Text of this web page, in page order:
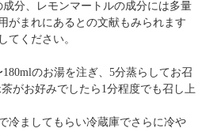
分、レモンマートルの成分には多量
がまれにあるとの文献もみられます
てください。
180mlのお湯を注ぎ、5分蒸らしてお召
がお好みでしたら1分程度でも召し上
冷ましてもらい冷蔵庫でさらに冷や